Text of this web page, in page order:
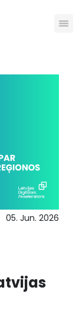
05. Jun. 2026